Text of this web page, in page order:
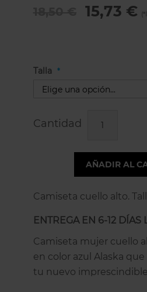
15,73 €
Talla
Cantidad
AÑADIR AL
Camiseta cuello alto.
ENTREGA EN 6-12 DÍAS
Camiseta mujer cuello
en color azul Alaska
tu nuevo